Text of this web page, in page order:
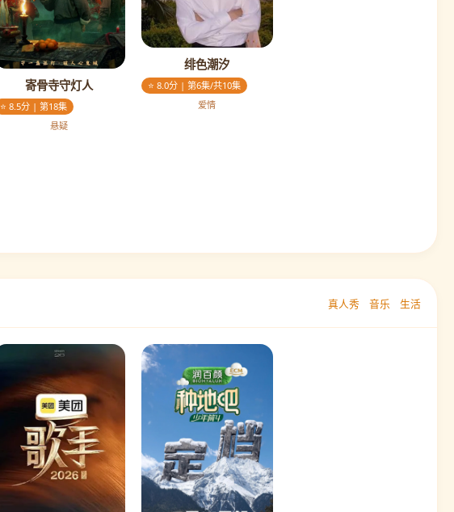
寄骨寺守灯人
⭐ 8.5分 | 第18集
悬疑
绯色潮汐
⭐ 8.0分 | 第6集/共10集
爱情
真人秀 音乐 生活